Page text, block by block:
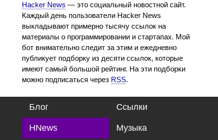
Hacker News — это социальный новостной сайт.
Каждый день пользователи Hacker News
выкладывают примерно тысячу ссылок на
материалы о программировании и стартапах. Мой
бот внимательно следит за этим и ежедневно
публикует подборку из десяти ссылок, которые
имеют самый большой рейтинг. На эти подборки
можно подписаться через RSS.
Блог Ссылки
HNews Музыка